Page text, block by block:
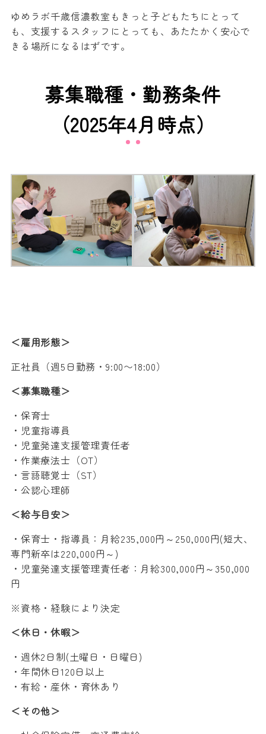
ゆめラボ千歳信濃教室もきっと子どもたちにとって
も、支援するスタッフにとっても、あたたかく安心で
きる場所になるはずです。
募集職種・勤務条件
（2025年4月時点）
＜雇用形態＞
正社員（週5日勤務・9:00〜18:00）
＜募集職種＞
・保育士
・児童指導員
・児童発達支援管理責任者
・作業療法士（OT）
・言語聴覚士（ST）
・公認心理師
＜給与目安＞
・保育士・指導員：月給235,000円～250,000円(短大、
専門新卒は220,000円～)
・児童発達支援管理責任者：月給300,000円～350,000
円
※資格・経験により決定
＜休日・休暇＞
・週休2日制(土曜日・日曜日)
・年間休日120日以上
・有給・産休・育休あり
＜その他＞